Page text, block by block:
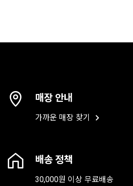
매장 안내
가까운 매장 찾기
배송 정책
30,000원 이상 무료배송